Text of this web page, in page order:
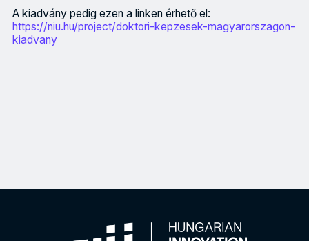
A kiadvány pedig ezen a linken érhető el:
https://niu.hu/project/doktori-kepzesek-magyarorszagon-
kiadvany